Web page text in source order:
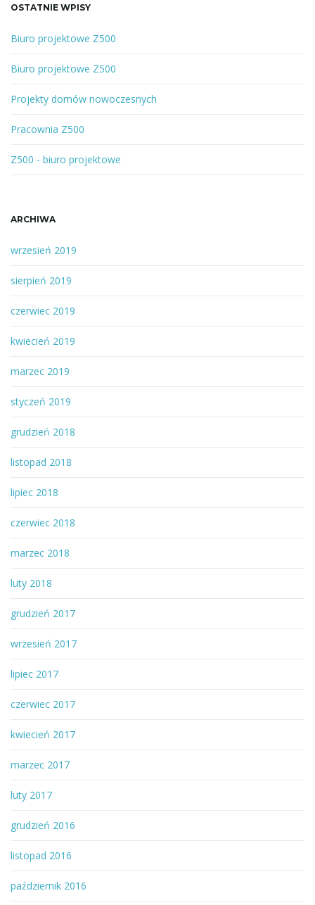
a
e
s
ł
o
w
o
l
u
b
f
z
OSTATNIE WPISY
Biuro projektowe Z500
Biuro projektowe Z500
Projekty domów nowoczesnych
Pracownia Z500
Z500 - biuro projektowe
ARCHIWA
wrzesień 2019
sierpień 2019
czerwiec 2019
kwiecień 2019
marzec 2019
styczeń 2019
grudzień 2018
listopad 2018
lipiec 2018
czerwiec 2018
marzec 2018
luty 2018
grudzień 2017
wrzesień 2017
lipiec 2017
czerwiec 2017
kwiecień 2017
marzec 2017
luty 2017
grudzień 2016
listopad 2016
październik 2016